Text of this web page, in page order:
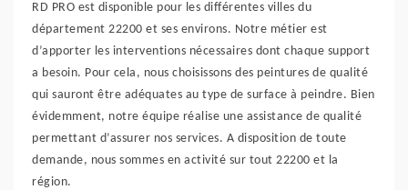
RD PRO est disponible pour les différentes villes du
département 22200 et ses environs. Notre métier est
d’apporter les interventions nécessaires dont chaque support
a besoin. Pour cela, nous choisissons des peintures de qualité
qui sauront être adéquates au type de surface à peindre. Bien
évidemment, notre équipe réalise une assistance de qualité
permettant d’assurer nos services. A disposition de toute
demande, nous sommes en activité sur tout 22200 et la
région.